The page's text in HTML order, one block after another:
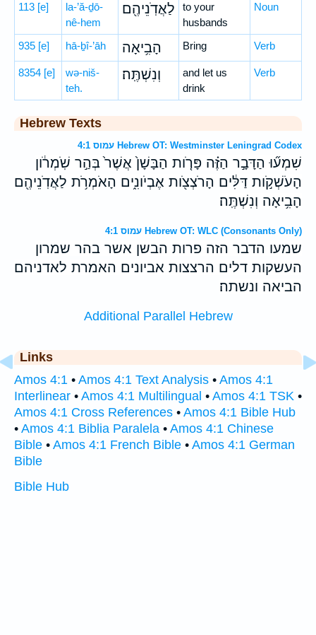
113 [e]
la-’ă-ḏō-
nê-hem
לַאֲדֹֽנֵיהֶ֖ם
to your
husbands
Noun
935 [e] hā-ḇî-’āh הָבִ֥יאָה Bring Verb
8354 [e]
wə-niš-
teh.
וְנִשְׁתֶּֽה׃
and let us
drink
Verb
Hebrew Texts
עמוס 4:1 Hebrew OT: Westminster Leningrad Codex
שִׁמְע֞וּ הַדָּבָ֣ר הַזֶּ֗ה פָּרֹ֤ות הַבָּשָׁן֙ אֲשֶׁר֙ בְּהַ֣ר שֹֽׁמְרֹ֔ון
הָעֹשְׁקֹ֣ות דַּלִּ֔ים הָרֹצְצֹ֖ות אֶבְיֹונִ֑ים הָאֹמְרֹ֥ת לַאֲדֹֽנֵיהֶ֖ם
הָבִ֥יאָה וְנִשְׁתֶּֽה׃
עמוס 4:1 Hebrew OT: WLC (Consonants Only)
שמעו הדבר הזה פרות הבשן אשר בהר שמרון
העשקות דלים הרצצות אביונים האמרת לאדניהם
הביאה ונשתה׃
Additional Parallel Hebrew
Links
Amos 4:1 • Amos 4:1 Text Analysis • Amos 4:1
Interlinear • Amos 4:1 Multilingual • Amos 4:1 TSK •
Amos 4:1 Cross References • Amos 4:1 Bible Hub
• Amos 4:1 Biblia Paralela • Amos 4:1 Chinese
Bible • Amos 4:1 French Bible • Amos 4:1 German
Bible
Bible Hub